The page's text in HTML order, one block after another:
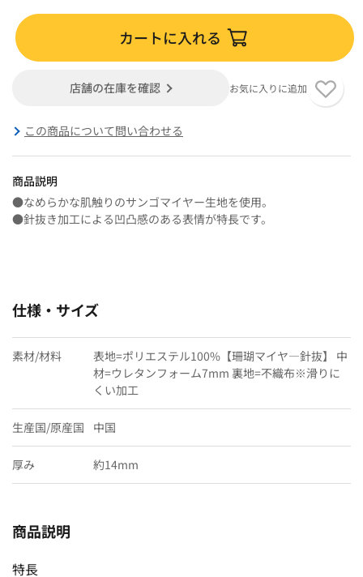
カートに入れる
店舗の在庫を確認 お気に入りに追加
この商品について問い合わせる
商品説明
●なめらかな肌触りのサンゴマイヤー生地を使用。
●針抜き加工による凹凸感のある表情が特長です。
仕様・サイズ
素材/材料
表地=ポリエステル100%【珊瑚マイヤ―針抜】 中
材=ウレタンフォーム7mm 裏地=不織布※滑りに
くい加工
生産国/原産国 中国
厚み 約14mm
商品説明
特長